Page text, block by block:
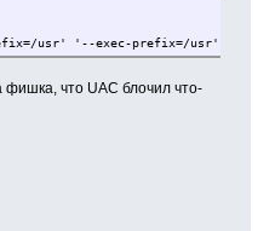
'--exec-prefix=/usr' '--
что UAC блочил что-